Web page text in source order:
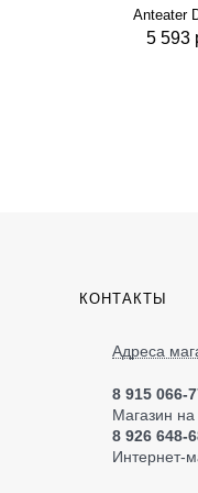
Anteater
5 593
КОНТАКТЫ
Адреса
8 915 066-
Магазин
8 926 648-
Интернет-